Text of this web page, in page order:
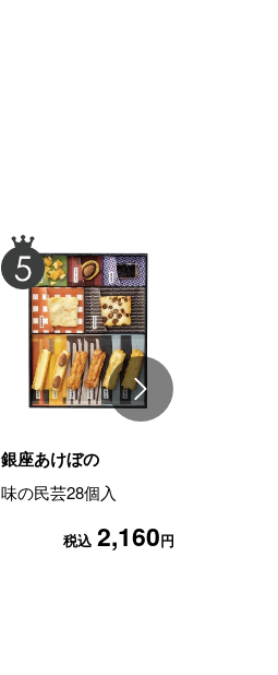
銀座あけぼの
味の民芸28個入
税込 2,160円